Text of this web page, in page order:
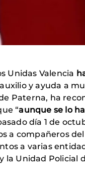
Unidas Valencia
y ayuda a
Paterna, ha
“aunque se lo
día 1 de
a compañeros
a varias
la Unidad